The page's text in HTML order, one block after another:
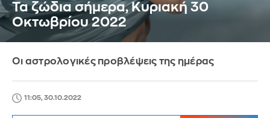
Τα ζώδια σήμερα, Κυριακή 30
Οκτωβρίου 2022
Οι αστρολογικές προβλέψεις της ημέρας
11:05, 30.10.2022